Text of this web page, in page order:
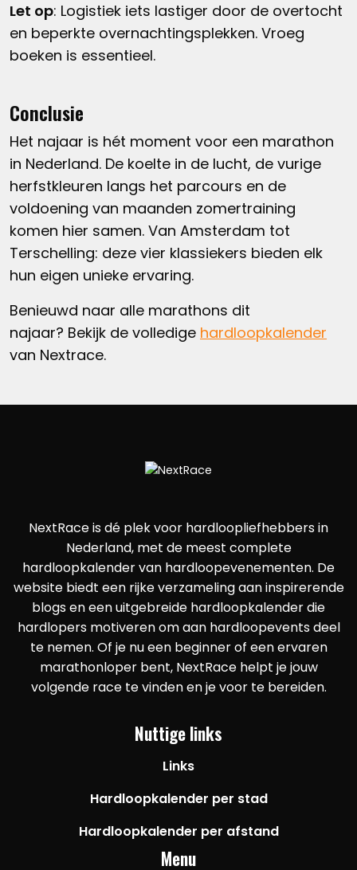
Let op: Logistiek iets lastiger door de overtocht
en beperkte overnachtingsplekken. Vroeg
boeken is essentieel.
Conclusie
Het najaar is hét moment voor een marathon
in Nederland. De koelte in de lucht, de vurige
herfstkleuren langs het parcours en de
voldoening van maanden zomertraining
komen hier samen. Van Amsterdam tot
Terschelling: deze vier klassiekers bieden elk
hun eigen unieke ervaring.
Benieuwd naar alle marathons dit
najaar? Bekijk de volledige hardloopkalender
van Nextrace.
NextRace is dé plek voor hardloopliefhebbers in
Nederland, met de meest complete
hardloopkalender van hardloopevenementen. De
website biedt een rijke verzameling aan inspirerende
blogs en een uitgebreide hardloopkalender die
hardlopers motiveren om aan hardloopevents deel
te nemen. Of je nu een beginner of een ervaren
marathonloper bent, NextRace helpt je jouw
volgende race te vinden en je voor te bereiden.
Nuttige links
Links
Hardloopkalender per stad
Hardloopkalender per afstand
Menu